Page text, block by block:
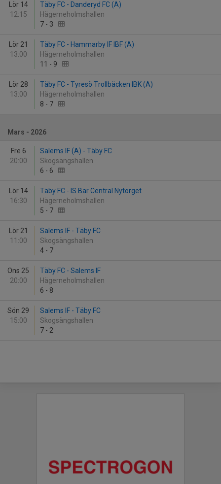
Lör 14
12:15
Täby FC - Danderyd FC (A)
Hägerneholmshallen
7 - 3
Lör 21
13:00
Täby FC - Hammarby IF IBF (A)
Hägerneholmshallen
11 - 9
Lör 28
13:00
Täby FC - Tyresö Trollbäcken IBK (A)
Hägerneholmshallen
8 - 7
Mars - 2026
Fre 6
20:00
Salems IF (A) - Täby FC
Skogsängshallen
6 - 6
Lör 14
16:30
Täby FC - IS Bar Central Nytorget
Hägerneholmshallen
5 - 7
Lör 21
11:00
Salems IF - Täby FC
Skogsängshallen
4 - 7
Ons 25
20:00
Täby FC - Salems IF
Hägerneholmshallen
6 - 8
Sön 29
15:00
Salems IF - Täby FC
Skogsängshallen
7 - 2